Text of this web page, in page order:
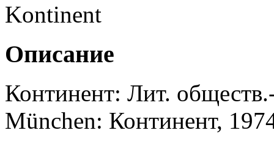
Kontinent
Описание
Континент: Лит.
München: Континент,